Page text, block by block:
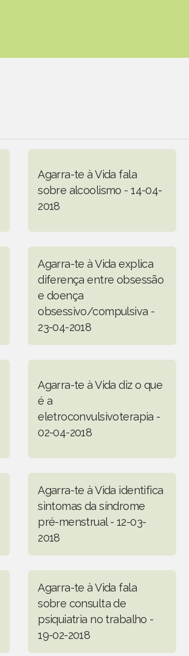
Agarra-te à Vida fala
sobre alcoolismo - 14-04-
2018
Agarra-te à Vida explica
diferença entre obsessão
e doença
obsessivo/compulsiva -
23-04-2018
Agarra-te à Vida diz o que
é a
eletroconvulsivoterapia -
02-04-2018
Agarra-te à Vida identifica
sintomas da síndrome
pré-menstrual - 12-03-
2018
Agarra-te à Vida fala
sobre consulta de
psiquiatria no trabalho -
19-02-2018